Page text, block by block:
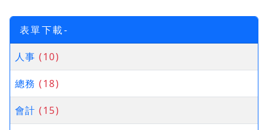
表單下載-
人事 (10)
總務 (18)
會計 (15)